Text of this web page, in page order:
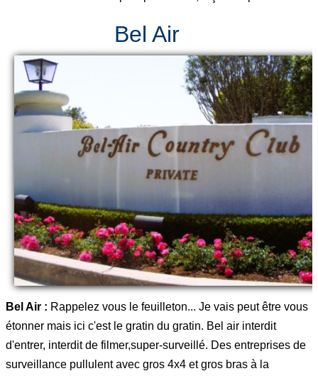
Bel Air
Bel Air : Rappelez vous le feuilleton... Je vais peut être vous
étonner mais ici c'est le gratin du gratin. Bel air interdit
d'entrer, interdit de filmer,super-surveillé. Des entreprises de
surveillance pullulent avec gros 4x4 et gros bras à la